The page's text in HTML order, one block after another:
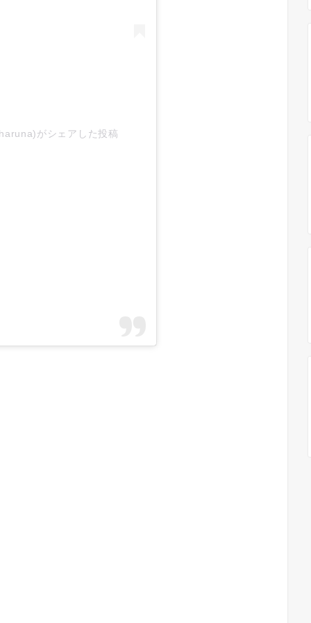
がシェアした投稿